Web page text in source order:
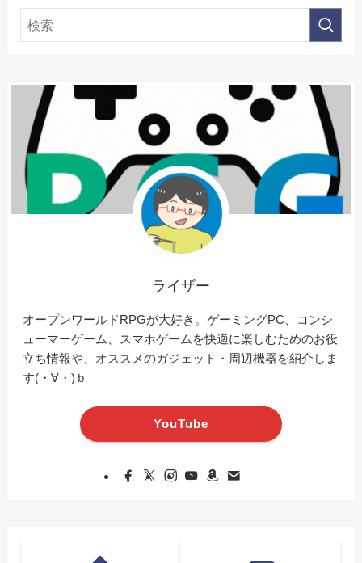
ライザー
オープンワールドRPGが大好き。ゲーミングPC、コンシ
ューマーゲーム、スマホゲームを快適に楽しむためのお役
立ち情報や、オススメのガジェット・周辺機器を紹介しま
す(・∀・)ｂ
YouTube